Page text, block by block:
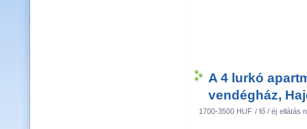
A 4 lurkó
vendégház,
1700-3500 HUF / fő / éj ellátás